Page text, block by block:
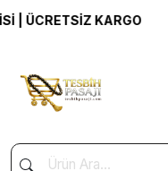
KARGO